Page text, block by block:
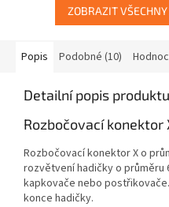
ZOBRAZIT
Popis Podobné (10)
Detailní popis produktu
Rozbočovací konektor
Rozbočovací konektor X o
rozvětvení hadičky o průměru
kapkovače nebo
konce hadičky.